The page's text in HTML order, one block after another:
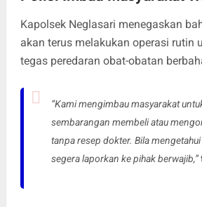
Kapolsek Neglasari menegaskan
akan terus melakukan operasi rutin
tegas peredaran obat-obatan
“Kami mengimbau masyarakat
sembarangan membeli atau
tanpa resep dokter. Bila
segera laporkan ke pihak berwajib,”